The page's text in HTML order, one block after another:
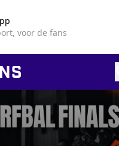
voor de fans